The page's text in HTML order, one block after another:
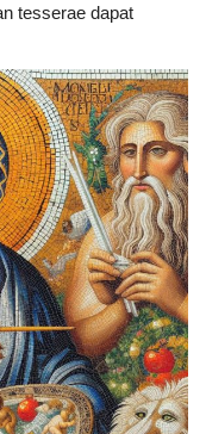
tesserae dapat